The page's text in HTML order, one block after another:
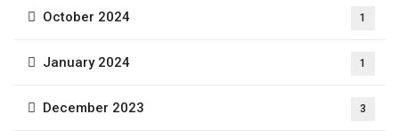
October 2024 1
January 2024 1
December 2023 3